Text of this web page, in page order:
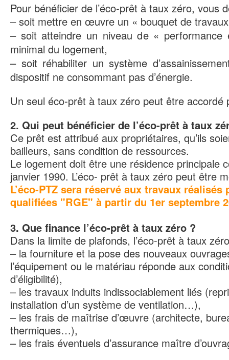
Pour bénéficier de l’éco-prêt à taux zéro, vous
– soit mettre en œuvre un « bouquet de
– soit atteindre un niveau de « performance
minimal du logement,
– soit réhabiliter un système
dispositif ne consommant pas d’énergie.
Un seul éco-prêt à taux zéro peut être accordé
2. Qui peut bénéficier de l’éco-prêt à taux
Ce prêt est attribué aux propriétaires, qu’ils
bailleurs, sans condition de ressources.
Le logement doit être une résidence principale
janvier 1990. L’éco- prêt à taux zéro peut être
L’éco-PTZ sera réservé aux travaux
qualifiées "RGE" à partir du 1er septembre
3. Que finance l’éco-prêt à taux zéro ?
Dans la limite de plafonds, l’éco-prêt à taux
– la fourniture et la pose des nouveaux
l’équipement ou le matériau réponde aux
d’éligibilité),
– les travaux induits indissociablement liés
installation d’un système de ventilation…),
– les frais de maîtrise d’œuvre (architecte,
thermiques…),
– les frais éventuels d’assurance maître